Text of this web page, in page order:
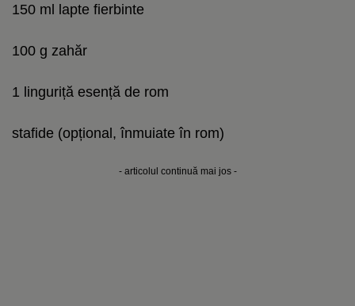
150 ml lapte fierbinte
100 g zahăr
1 linguriță esență de rom
stafide (opțional, înmuiate în rom)
- articolul continuă mai jos -